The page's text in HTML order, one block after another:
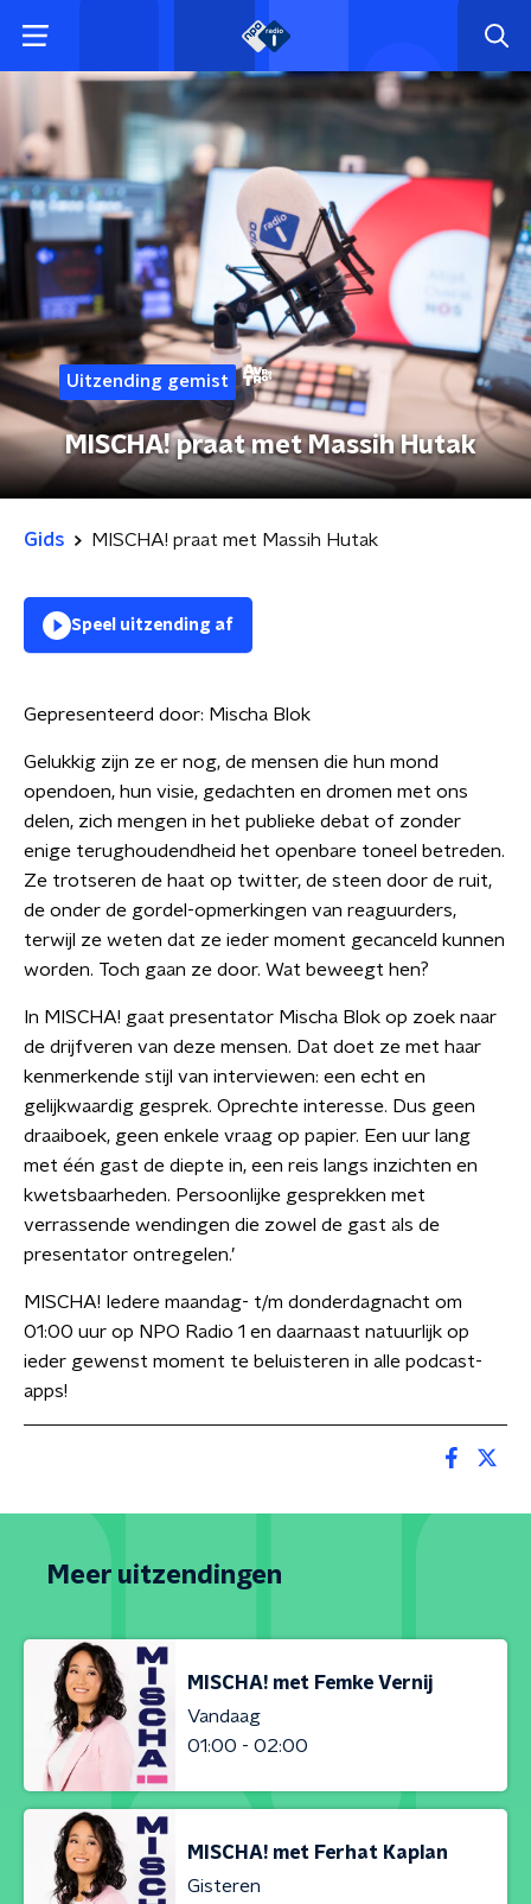
Uitzending gemist
MISCHA! praat met Massih Hutak
Gids MISCHA! praat met Massih Hutak
Speel uitzending af
Gepresenteerd door: Mischa Blok
Gelukkig zijn ze er nog, de mensen die hun mond
opendoen, hun visie, gedachten en dromen met ons
delen, zich mengen in het publieke debat of zonder
enige terughoudendheid het openbare toneel betreden.
Ze trotseren de haat op twitter, de steen door de ruit,
de onder de gordel-opmerkingen van reaguurders,
terwijl ze weten dat ze ieder moment gecanceld kunnen
worden. Toch gaan ze door. Wat beweegt hen?
In MISCHA! gaat presentator Mischa Blok op zoek naar
de drijfveren van deze mensen. Dat doet ze met haar
kenmerkende stijl van interviewen: een echt en
gelijkwaardig gesprek. Oprechte interesse. Dus geen
draaiboek, geen enkele vraag op papier. Een uur lang
met één gast de diepte in, een reis langs inzichten en
kwetsbaarheden. Persoonlijke gesprekken met
verrassende wendingen die zowel de gast als de
presentator ontregelen.’
MISCHA! Iedere maandag- t/m donderdagnacht om
01:00 uur op NPO Radio 1 en daarnaast natuurlijk op
ieder gewenst moment te beluisteren in alle podcast-
apps!
Meer uitzendingen
MISCHA! met Femke Vernij
Vandaag
01:00 - 02:00
MISCHA! met Ferhat Kaplan
Gisteren